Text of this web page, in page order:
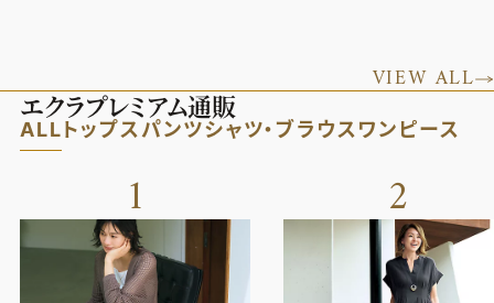
VIEW ALL
エクラプレミアム通販
ALLトップス パンツシャツ・ブラウス ワンピース
1 2